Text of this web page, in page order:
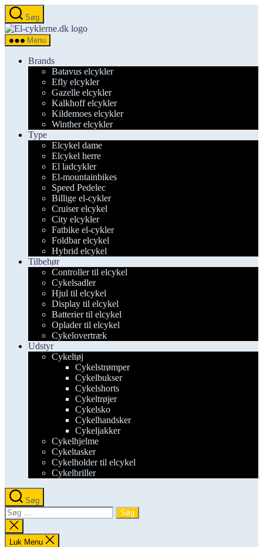
Spring
til
indholdet
Søg
el-
Menu
Brands
Batavus elcykler
Efly elcykler
Gazelle elcykler
Kalkhoff elcykler
Kildemoes elcykler
Winther elcykler
Type
Elcykel dame
Elcykel herre
El ladcykler
El-mountainbikes
Speed Pedelec
Billige el-cykler
Cruiser elcykel
City elcykler
Fatbike el-cykler
Foldbar elcykel
Hybrid elcykel
Tilbehør
Controller til elcykel
Cykelsadler
Hjul til elcykel
Display til elcykel
Batterier til elcykel
Oplader til elcykel
Cykelovertræk
Udstyr
Cykeltøj
Cykelstrømper
Cykelbukser
Cykelshorts
Cykeltrøjer
Cykelsko
Cykelhandsker
Cykeljakker
Cykelhjelme
Cykeltasker
Cykelholder til elcykel
Cykelbriller
Søg
Søg
efter:
Luk
søgning
Luk Menu